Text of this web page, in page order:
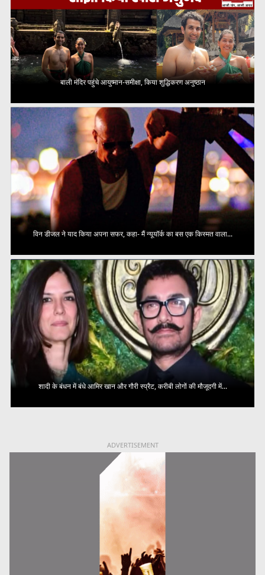
बाली मंदिर पहुंचे आयुष्मान-समीक्षा, किया शुद्धिकरण अनुष्ठान
विन डीजल ने याद किया अपना सफर, कहा- मैं न्यूयॉर्क का बस एक किस्मत वाला...
शादी के बंधन में बंधे आमिर खान और गौरी स्प्रैट, करीबी लोगों की मौजूदगी में...
ADVERTISEMENT